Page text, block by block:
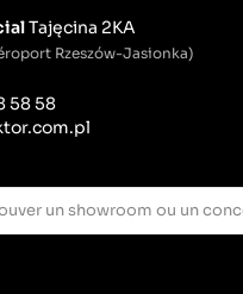
Tajęcina 2KA
Rzeszów-Jasionka)
58 58